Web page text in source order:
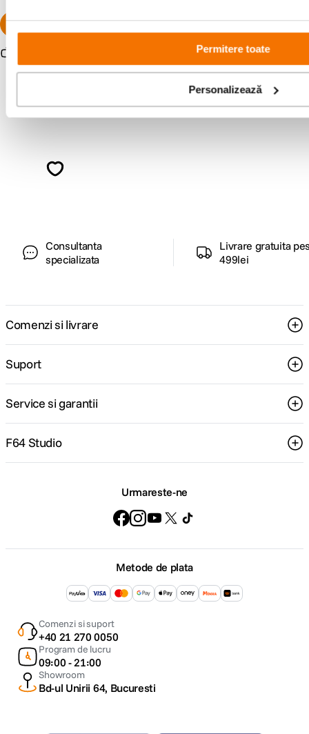
Permitere toate
Personalizează
Consultanta
specializata
Livrare gratuita
499lei
Comenzi si livrare
Suport
Service si garantii
F64 Studio
Urmareste-ne
Metode de plata
Comenzi si suport
+40 21 270 0050
Program de lucru
09:00 - 21:00
Showroom
Bd-ul Unirii 64, Bucuresti